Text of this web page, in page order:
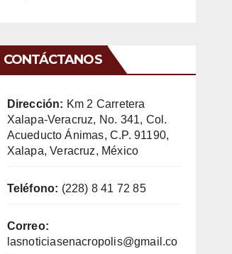
CONTÁCTANOS
Dirección: Km 2 Carretera
Xalapa-Veracruz, No. 341, Col.
Acueducto Ánimas, C.P. 91190,
Xalapa, Veracruz, México
Teléfono: (228) 8 41 72 85
Correo:
lasnoticiasenacropolis@gmail.co